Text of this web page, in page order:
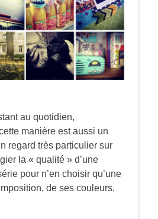
au quotidien,
manière est aussi un
regard très particulier sur
la « qualité » d’une
pour n’en choisir qu’une
de ses couleurs,